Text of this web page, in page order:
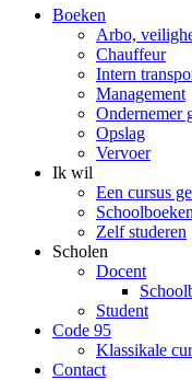
Boeken
Arbo,
Chauffeur
Intern
Management
Ondernemer
Opslag
Vervoer
Ik wil
Een cursus
Zelf studeren
Scholen
Docent
Student
Code 95
Klassikale
Contact